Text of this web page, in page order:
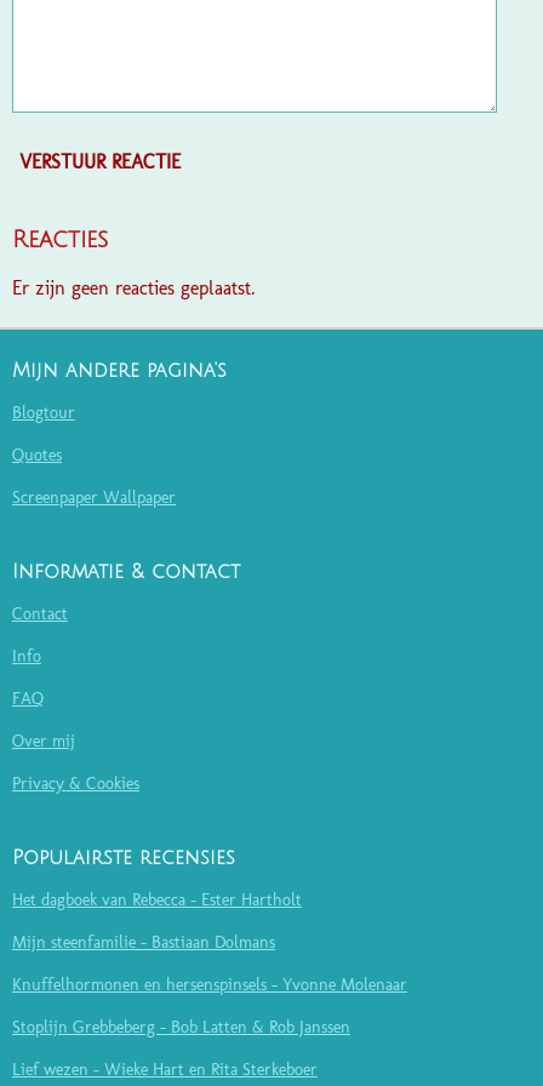
VERSTUUR REACTIE
Reacties
Er zijn geen reacties geplaatst.
Mijn andere pagina's
Blogtour
Quotes
Screenpaper Wallpaper
Informatie & contact
Contact
Info
FAQ
Over mij
Privacy & Cookies
Populairste recensies
Het dagboek van Rebecca - Ester Hartholt
Mijn steenfamilie - Bastiaan Dolmans
Knuffelhormonen en hersenspinsels - Yvonne Molenaar
Stoplijn Grebbeberg - Bob Latten & Rob Janssen
Lief wezen - Wieke Hart en Rita Sterkeboer